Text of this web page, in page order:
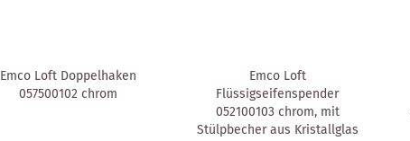
Emco Loft Doppelhaken
057500102 chrom
Emco Loft
Flüssigseifenspender
052100103 chrom, mit
Stülpbecher aus Kristallglas